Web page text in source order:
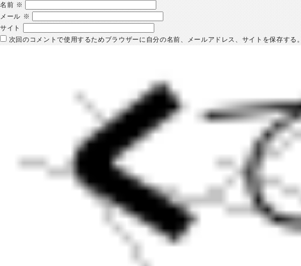
名前 ※
メール ※
サイト
次回のコメントで使用するためブラウザーに自分の名前、メールアドレス、サイトを保存する。